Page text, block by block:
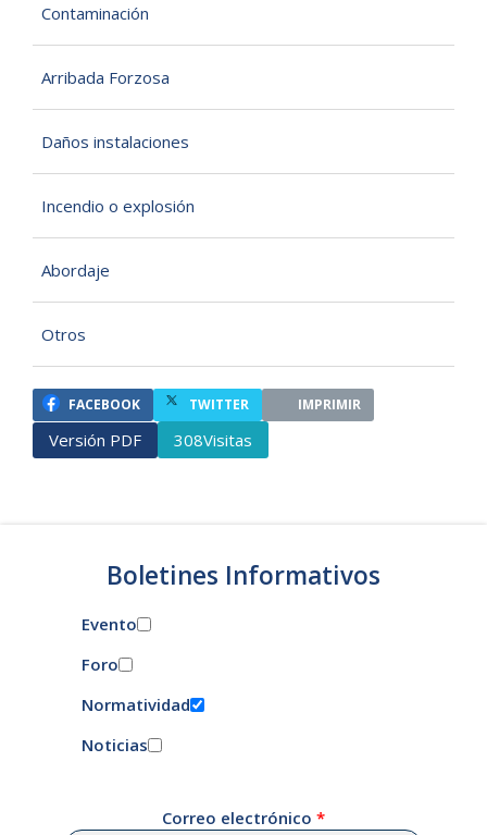
Contaminación
Arribada Forzosa
Daños instalaciones
Incendio o explosión
Abordaje
Otros
FACEBOOK TWITTER IMPRIMIR
Versión PDF 308Visitas
Boletines Informativos
Evento
Foro
Normatividad
Noticias
Correo electrónico